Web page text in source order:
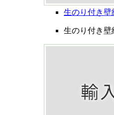
生のり付き壁
生のり付き壁